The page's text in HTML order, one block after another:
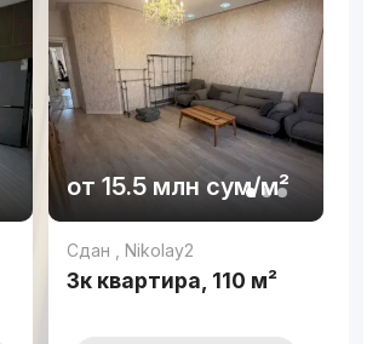
от15.5 млн сум/м²
Сдан Nikolay2
3к квартира, 110 м²